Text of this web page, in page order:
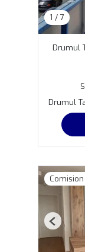
1 / 7
Drumul
Drumul
Previous